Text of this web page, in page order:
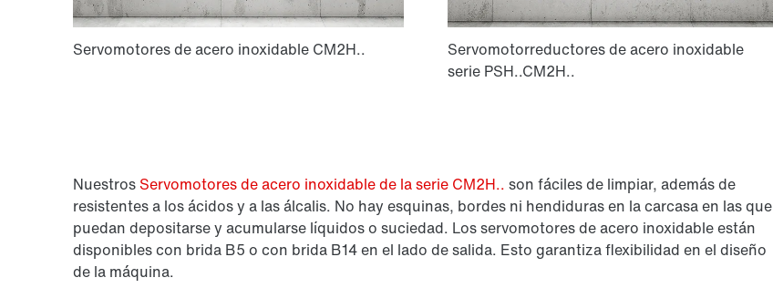
Nuestros Servomotores de acero inoxidable de la serie CM2H.. son fáciles de limpiar, además de
resistentes a los ácidos y a las álcalis. No hay esquinas, bordes ni hendiduras en la carcasa en las que
puedan depositarse y acumularse líquidos o suciedad. Los servomotores de acero inoxidable están
disponibles con brida B5 o con brida B14 en el lado de salida. Esto garantiza flexibilidad en el diseño
de la máquina.